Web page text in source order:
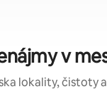
v
lokality, čistoty